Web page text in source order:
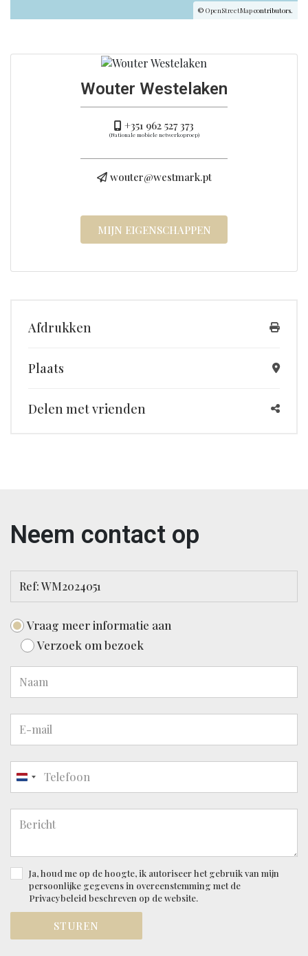
© OpenStreetMapcontributors.
Wouter Westelaken
+351 962 527 373
(Nationale mobiele netwerkoproep)
wouter@westmark.pt
MIJN EIGENSCHAPPEN
Afdrukken
Plaats
Delen met vrienden
Neem contact op
Ref: WM2024051
Vraag meer informatie aan
Verzoek om bezoek
Nederland
+31
Ja, houd me op de hoogte, ik autoriseer het gebruik van mijn
persoonlijke gegevens in overeenstemming met de
Privacybeleid beschreven op de website.
STUREN